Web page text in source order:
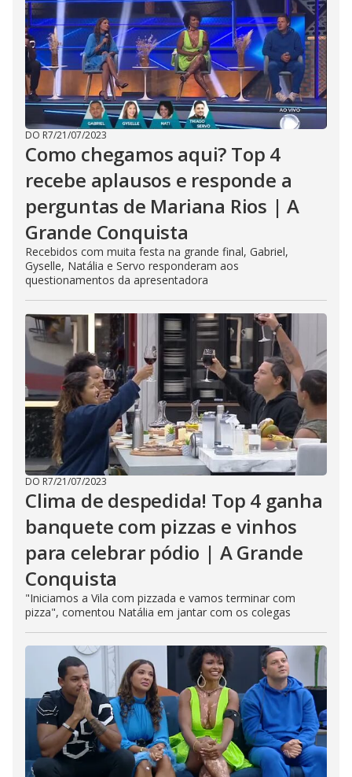
DO R7/21/07/2023
Como chegamos aqui? Top 4
recebe aplausos e responde a
perguntas de Mariana Rios | A
Grande Conquista
Recebidos com muita festa na grande final, Gabriel,
Gyselle, Natália e Servo responderam aos
questionamentos da apresentadora
DO R7/21/07/2023
Clima de despedida! Top 4 ganha
banquete com pizzas e vinhos
para celebrar pódio | A Grande
Conquista
"Iniciamos a Vila com pizzada e vamos terminar com
pizza", comentou Natália em jantar com os colegas